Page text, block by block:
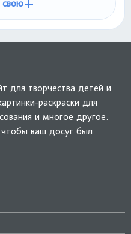
свою
для творчества детей и
раскраски для
и многое другое.
ваш досуг был